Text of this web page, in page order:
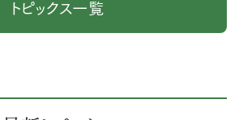
トピックス一覧